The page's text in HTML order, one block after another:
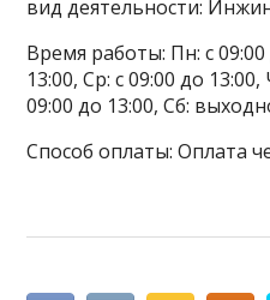
вид деятельности:
Время работы: Пн: с 09:00
13:00, Ср: с 09:00 до
09:00 до 13:00, Сб:
Способ оплаты: Оплата